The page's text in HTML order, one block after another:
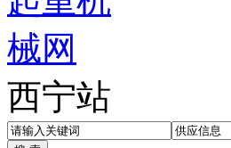
西宁站